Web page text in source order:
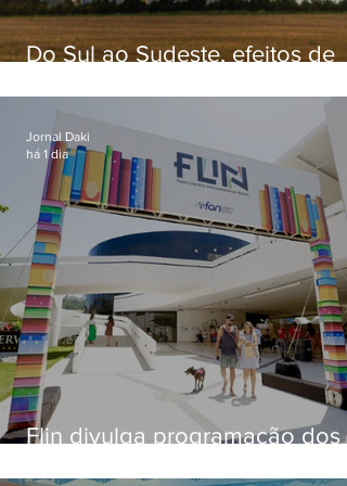
Do Sul ao Sudeste, efeitos de
apreensão na população
Flin divulga programação dos
Jornal Daki
há 1 dia